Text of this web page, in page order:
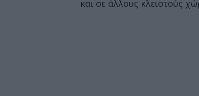
και σε άλλους κλειστούς